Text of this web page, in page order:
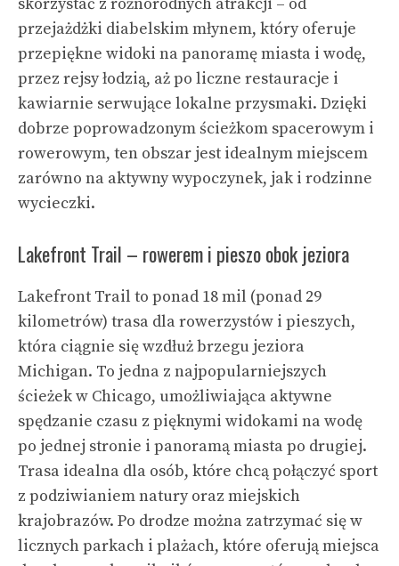
przejażdżki diabelskim młynem, który oferuje
przepiękne widoki na panoramę miasta i wodę,
przez rejsy łodzią, aż po liczne restauracje i
kawiarnie serwujące lokalne przysmaki. Dzięki
dobrze poprowadzonym ścieżkom spacerowym i
rowerowym, ten obszar jest idealnym miejscem
zarówno na aktywny wypoczynek, jak i rodzinne
wycieczki.
Lakefront Trail – rowerem i pieszo obok jeziora
Lakefront Trail to ponad 18 mil (ponad 29
kilometrów) trasa dla rowerzystów i pieszych,
która ciągnie się wzdłuż brzegu jeziora
Michigan. To jedna z najpopularniejszych
ścieżek w Chicago, umożliwiająca aktywne
spędzanie czasu z pięknymi widokami na wodę
po jednej stronie i panoramą miasta po drugiej.
Trasa idealna dla osób, które chcą połączyć sport
z podziwianiem natury oraz miejskich
krajobrazów. Po drodze można zatrzymać się w
licznych parkach i plażach, które oferują miejsca